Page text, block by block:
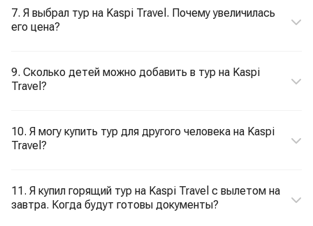
7. Я выбрал тур на Kaspi Travel. Почему увеличилась
его цена?
9. Сколько детей можно добавить в тур на Kaspi
Travel?
10. Я могу купить тур для другого человека на Kaspi
Travel?
11. Я купил горящий тур на Kaspi Travel с вылетом на
завтра. Когда будут готовы документы?